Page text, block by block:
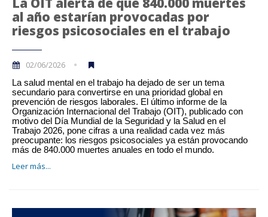
al año estarían provocadas por
riesgos psicosociales en el trabajo
02/06/2026
La salud mental en el trabajo ha dejado de ser un tema
secundario para convertirse en una prioridad global en
prevención de riesgos laborales. El último informe de la
Organización Internacional del Trabajo (OIT), publicado con
motivo del Día Mundial de la Seguridad y la Salud en el
Trabajo 2026, pone cifras a una realidad cada vez más
preocupante: los riesgos psicosociales ya están provocando
más de 840.000 muertes anuales en todo el mundo.
Leer más...